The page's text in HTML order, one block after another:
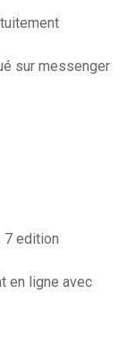
sur messenger
7 edition
en ligne avec